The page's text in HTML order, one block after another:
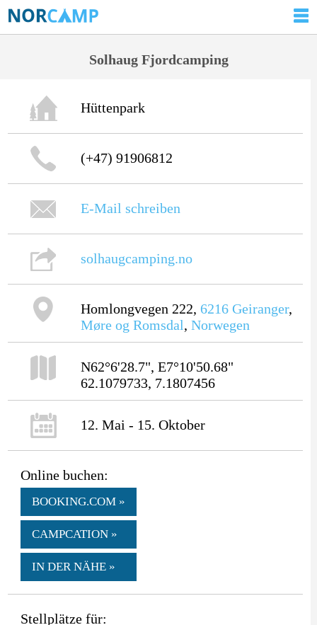
Solhaug Fjordcamping
Hüttenpark
(+47) 91906812
E-Mail schreiben
solhaugcamping.no
Homlongvegen 222, 6216 Geiranger,
Møre og Romsdal, Norwegen
N62°6'28.7", E7°10'50.68"
62.1079733, 7.1807456
12. Mai - 15. Oktober
Online buchen:
BOOKING.COM »
CAMPCATION »
IN DER NÄHE »
Stellplätze für: